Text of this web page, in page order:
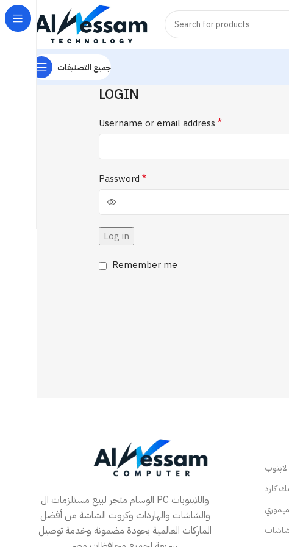
جميع التصنيفات
LOGIN
Username or email address *
Password *
Log in
Remember me
الوسام متجر لبيع مستلزمات ال PC واللابتوبات
والشاشات والهاردات وكروت الشاشة من أفضل
الماركات العالمية بجودة مضمونة وخدمة توصيل